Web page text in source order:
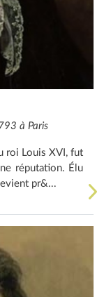
à Paris
roi Louis XVI, fut
réputation. Élu
pr&...